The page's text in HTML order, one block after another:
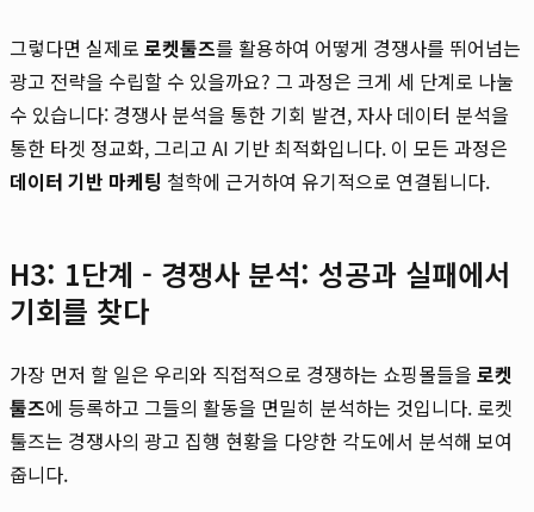
그렇다면 실제로 로켓툴즈를 활용하여 어떻게 경쟁사를 뛰어넘는
광고 전략을 수립할 수 있을까요? 그 과정은 크게 세 단계로 나눌
수 있습니다: 경쟁사 분석을 통한 기회 발견, 자사 데이터 분석을
통한 타겟 정교화, 그리고 AI 기반 최적화입니다. 이 모든 과정은
데이터 기반 마케팅 철학에 근거하여 유기적으로 연결됩니다.
H3: 1단계 - 경쟁사 분석: 성공과 실패에서
기회를 찾다
가장 먼저 할 일은 우리와 직접적으로 경쟁하는 쇼핑몰들을 로켓
툴즈에 등록하고 그들의 활동을 면밀히 분석하는 것입니다. 로켓
툴즈는 경쟁사의 광고 집행 현황을 다양한 각도에서 분석해 보여
줍니다.